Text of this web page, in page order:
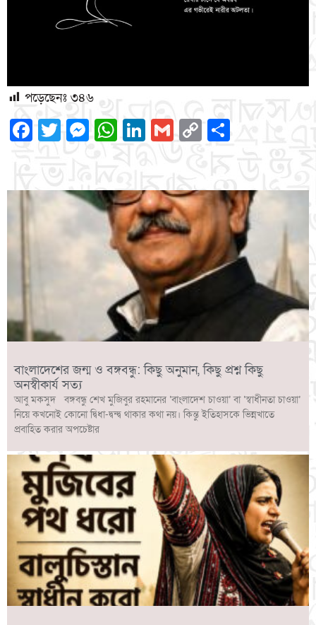
পড়েছেনঃ ৩৪৬
Facebook
TwitterMessenger
WhatsApp
LinkedIn
Gmail
Copy
বাংলাদেশের জন্ম ও বঙ্গবন্ধু: কিছু অনুমান, কিছু প্রশ্ন কিছু
অনস্বীকার্য সত্য
আবু মকসুদ বঙ্গবন্ধু শেখ মুজিবুর রহমানের ‘বাংলাদেশ চাওয়া’ বা ‘স্বাধীনতা চাওয়া’
নিয়ে কখনোই কোনো দ্বিধা-দ্বন্দ্ব থাকার কথা নয়। কিন্তু ইতিহাসকে ভিন্নখাতে
প্রবাহিত করার অপচেষ্টার